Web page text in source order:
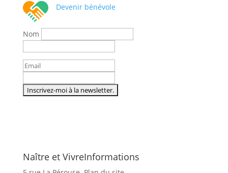
Devenir bénévole
Nom
Naître et VivreInformations